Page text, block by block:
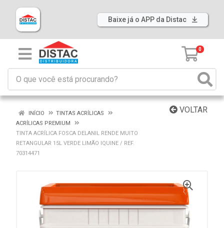
Baixe já o APP da Distac
0
VOLTAR
INÍCIO
TINTAS ACRÍLICAS
ACRÍLICAS PREMIUM
TINTA ACRÍLICA FOSCA DELANIL RENDE MUITO
RETANGULAR 15L VERDE LIMÃO IQUINE / REF.
70314471